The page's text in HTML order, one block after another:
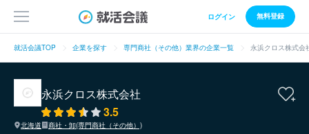
ログイン 無料登録
就活会議TOP 企業を探す 専門商社（その他）業界の企業一覧 永浜クロス株式会
永浜クロス株式会社
3.5
北海道
商社・卸(専門商社（その他）)